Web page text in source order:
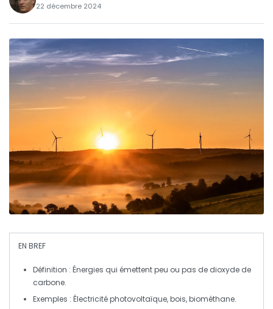
22 décembre 2024
EN BREF
Définition : Énergies qui émettent peu ou pas de dioxyde de
carbone.
Exemples : Électricité photovoltaïque,bois,biométhane.